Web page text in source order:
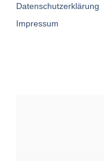
Datenschutzerklärung
Impressum